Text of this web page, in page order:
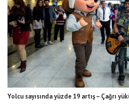
Yolcu sayısında yüzde 19 artış – Çağrı